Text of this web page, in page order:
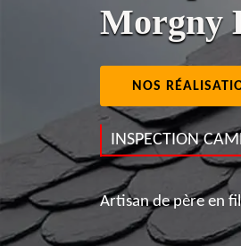
Morgny
NOS
INSPECTION
Artisan de père en